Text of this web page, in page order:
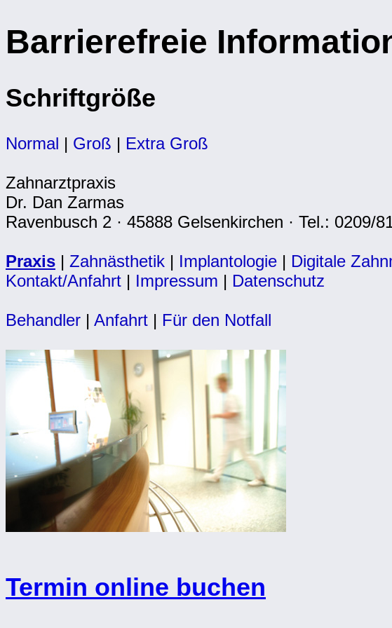
Barrierefreie
Schriftgröße
Normal | Groß | Extra Groß
Zahnarztpraxis
Dr. Dan Zarmas
Ravenbusch 2 · 45888 Gelsenkirchen · Tel.: 0209/
Praxis | Zahnästhetik | Implantologie | Digitale
Kontakt/Anfahrt | Impressum | Datenschutz
Behandler | Anfahrt | Für den Notfall
Termin online buchen